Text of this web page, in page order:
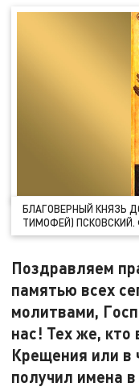
БЛАГОВЕРНЫЙ КНЯЗЬ
ТИМОФЕЙ) ПСКОВСКИЙ.
Поздравляем
памятью всех
молитвами,
нас! Тех же, кто
Крещения или в
получил имена